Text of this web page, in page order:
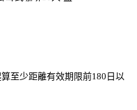
至少距離有效期限前180日以